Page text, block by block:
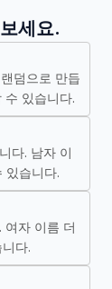
세요.
덤으로 만듭
수 있습니다.
다. 남자 이
있습니다.
여자 이름 더
다.